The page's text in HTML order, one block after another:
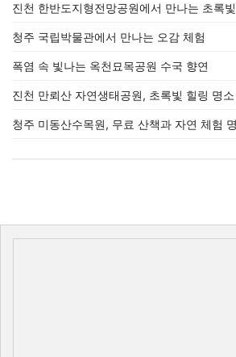
진천 한반도지형전망공원에서 만나는 초록
청주 국립박물관에서 만나는 오감 체험
폭염 속 빛나는 옥천묘목공원 수국 향연
진천 만뢰산 자연생태공원, 초록빛 힐링 명소
청주 미동산수목원, 무료 산책과 자연 체험